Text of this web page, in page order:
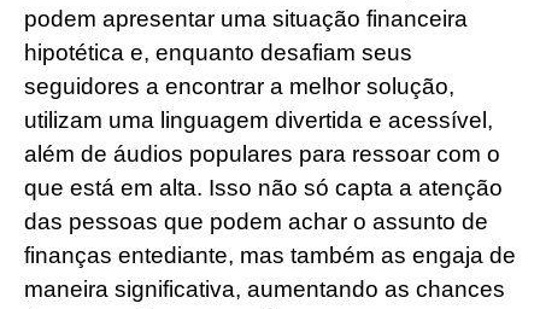
podem apresentar uma situação financeira
hipotética e, enquanto desafiam seus
seguidores a encontrar a melhor solução,
utilizam uma linguagem divertida e acessível,
além de áudios populares para ressoar com o
que está em alta. Isso não só capta a atenção
das pessoas que podem achar o assunto de
finanças entediante, mas também as engaja de
maneira significativa, aumentando as chances